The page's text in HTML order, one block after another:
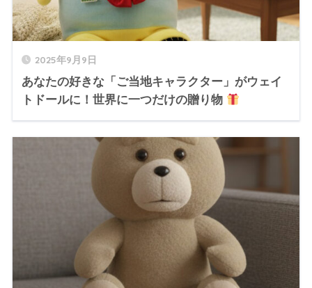
2025年9月9日
あなたの好きな「ご当地キャラクター」がウェイ
トドールに！世界に一つだけの贈り物